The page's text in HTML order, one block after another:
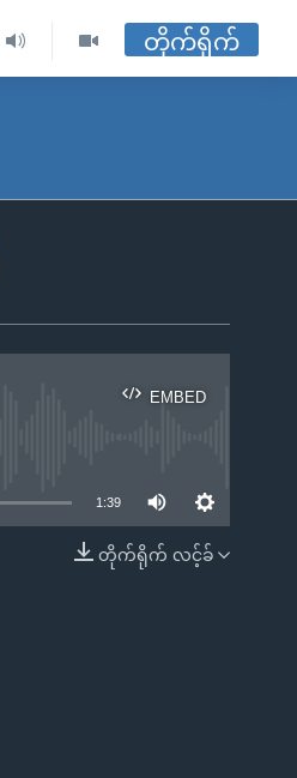
တိုက်ရိုက်
EMBED
EMBED
1:39
တိုက်ရိုက် လင့်ခ်